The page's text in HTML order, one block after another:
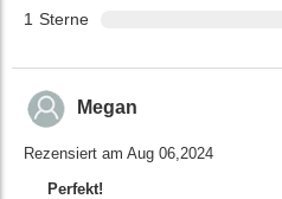
1 Sterne
Megan
Rezensiert am Aug 06,2024
Perfekt!